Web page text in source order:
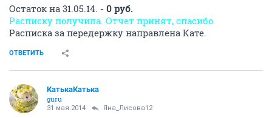
Остаток на 31.05.14. - 0 руб.
Расписку получила. Отчет принят, спасибо.
Расписка за передержку направлена Кате.
ОТВЕТИТЬ
КатькаКатька
guru
31 мая 2014 Яна_Лисова12